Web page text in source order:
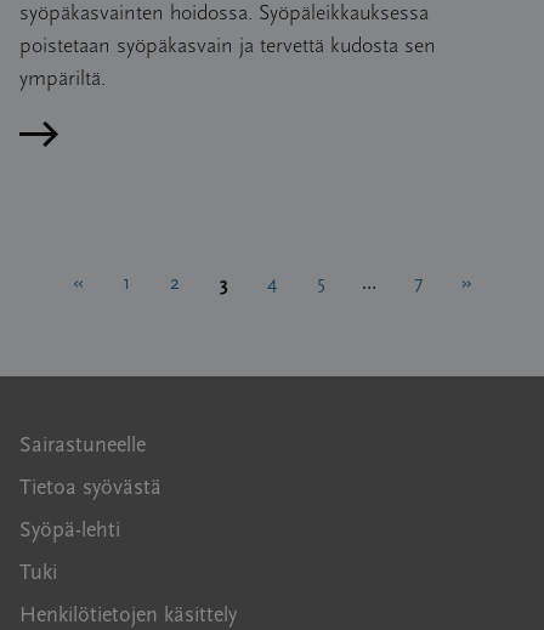
syöpäkasvainten hoidossa. Syöpäleikkauksessa
poistetaan syöpäkasvain ja tervettä kudosta sen
ympäriltä.
Lue artikkeli
Artikkelien
« 1 2 3 4 5 … 7 »
Sairastuneelle
Tietoa syövästä
Syöpä-lehti
Tuki
Henkilötietojen käsittely